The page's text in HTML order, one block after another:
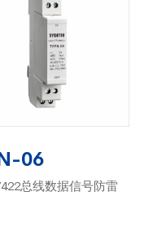
06
总线数据信号防雷